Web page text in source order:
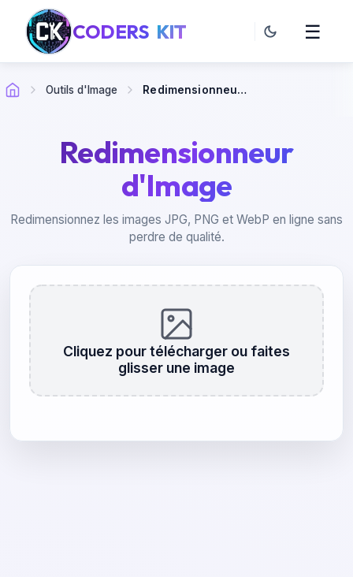
CODERS KIT ☰
Outils d'Image Redimensionneur d'Image
Redimensionneur
d'Image
Redimensionnez les images JPG, PNG et WebP en ligne sans
perdre de qualité.
Cliquez pour télécharger ou faites
glisser une image